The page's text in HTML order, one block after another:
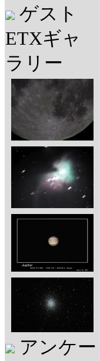
ゲスト
ETXギャ
ラリー
アンケー